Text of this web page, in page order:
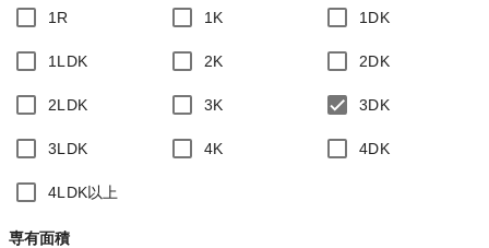
1R 1K 1DK
1LDK 2K 2DK
2LDK 3K 3DK
3LDK 4K 4DK
4LDK以上
専有面積